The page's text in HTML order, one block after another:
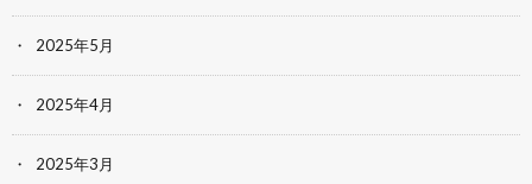
2025年5月
2025年4月
2025年3月